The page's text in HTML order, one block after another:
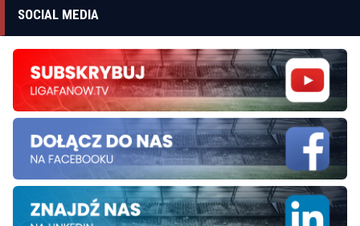
SOCIAL MEDIA